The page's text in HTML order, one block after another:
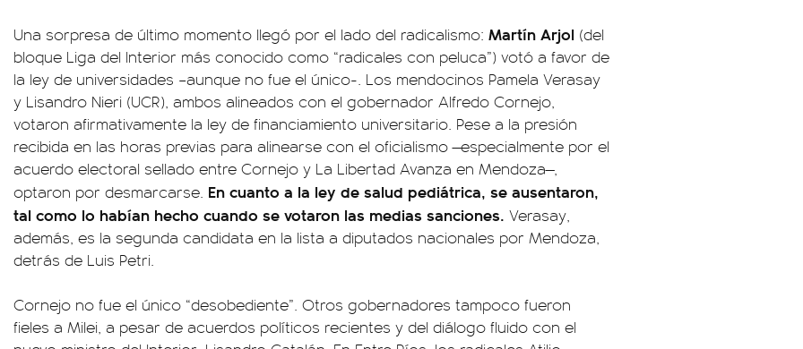
Una sorpresa de último momento llegó por el lado del radicalismo: Martín Arjol (del
bloque Liga del Interior más conocido como “radicales con peluca”) votó a favor de
la ley de universidades –aunque no fue el único-. Los mendocinos Pamela Verasay
y Lisandro Nieri (UCR), ambos alineados con el gobernador Alfredo Cornejo,
votaron afirmativamente la ley de financiamiento universitario. Pese a la presión
recibida en las horas previas para alinearse con el oficialismo —especialmente por el
acuerdo electoral sellado entre Cornejo y La Libertad Avanza en Mendoza—,
optaron por desmarcarse. En cuanto a la ley de salud pediátrica, se ausentaron,
tal como lo habían hecho cuando se votaron las medias sanciones. Verasay,
además, es la segunda candidata en la lista a diputados nacionales por Mendoza,
detrás de Luis Petri.
Cornejo no fue el único “desobediente”. Otros gobernadores tampoco fueron
fieles a Milei, a pesar de acuerdos políticos recientes y del diálogo fluido con el